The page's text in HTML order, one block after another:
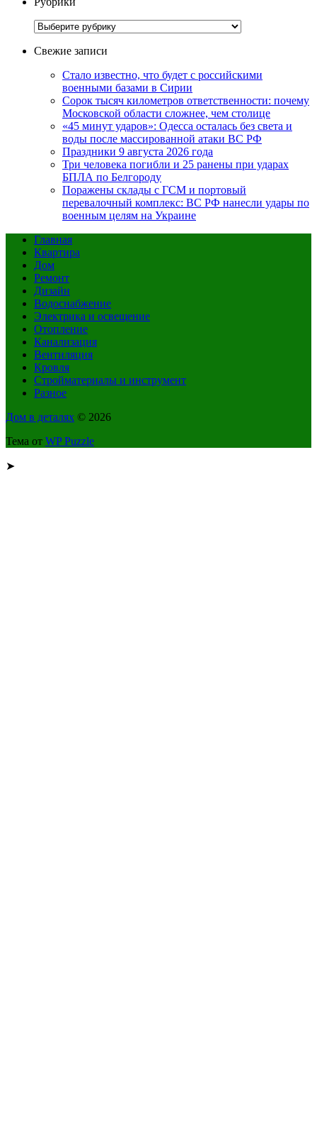
Рубрики
Свежие записи
Стало известно, что будет с российскими
военными базами в Сирии
Сорок тысяч километров ответственности: почему
Московской области сложнее, чем столице
«45 минут ударов»: Одесса осталась без света и
воды после массированной атаки ВС РФ
Праздники 9 августа 2026 года
Три человека погибли и 25 ранены при ударах
БПЛА по Белгороду
Поражены склады с ГСМ и портовый
перевалочный комплекс: ВС РФ нанесли удары по
военным целям на Украине
Главная
Квартира
Дом
Ремонт
Дизайн
Водоснабжение
Электрика и освещение
Отопление
Канализация
Вентиляция
Кровля
Стройматериалы и инструмент
Разное
Дом в деталях © 2026
Тема от WP Puzzle
➤